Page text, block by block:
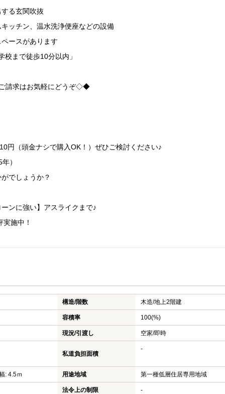
る玄関吹抜
ッチン、温水洗浄便座などの設備
ースがあります
校まで徒歩10分以内」
請求はお気軽にどうぞ◇◆
円（頭金ナシで購入OK！）ぜひご検討ください♪
）
でしょうか？
ンに強い】アスライクまで♪
施中！
構造/階数 木造/地上2階建
容積率 100(%)
現況/引渡し 空家/即時
私道負担面積
-
: 4.5ｍ 用途地域 第一種低層住居専用地域
法令上の制限 -